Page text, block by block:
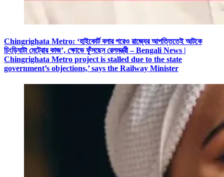
Chingrighata Metro: ‘হাইকোর্ট বলার পরেও রাজ্যের আপত্তিতেই আটকে
চিংড়িঘাটা মেট্রোর কাজ’, ক্ষোভে ফুঁসছেন রেলমন্ত্রী – Bengali News |
Chingrighata Metro project is stalled due to the state
government’s objections,’ says the Railway Minister